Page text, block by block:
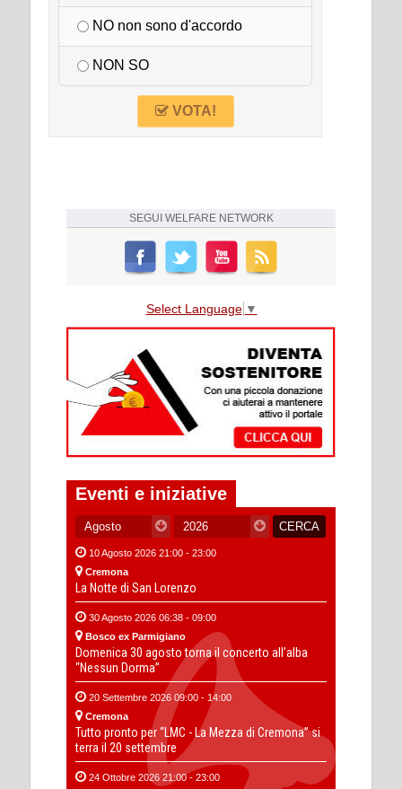
NO non sono d'accordo
NON SO
VOTA!
SEGUI WELFARE NETWORK
Select Language ▼
Eventi e iniziative
10 Agosto 2026 21:00 - 23:00
Cremona
La Notte di San Lorenzo
30 Agosto 2026 06:38 - 09:00
Bosco ex Parmigiano
Domenica 30 agosto torna il concerto all’alba
“Nessun Dorma”
20 Settembre 2026 09:00 - 14:00
Cremona
Tutto pronto per “LMC - La Mezza di Cremona” si
terra il 20 settembre
24 Ottobre 2026 21:00 - 23:00